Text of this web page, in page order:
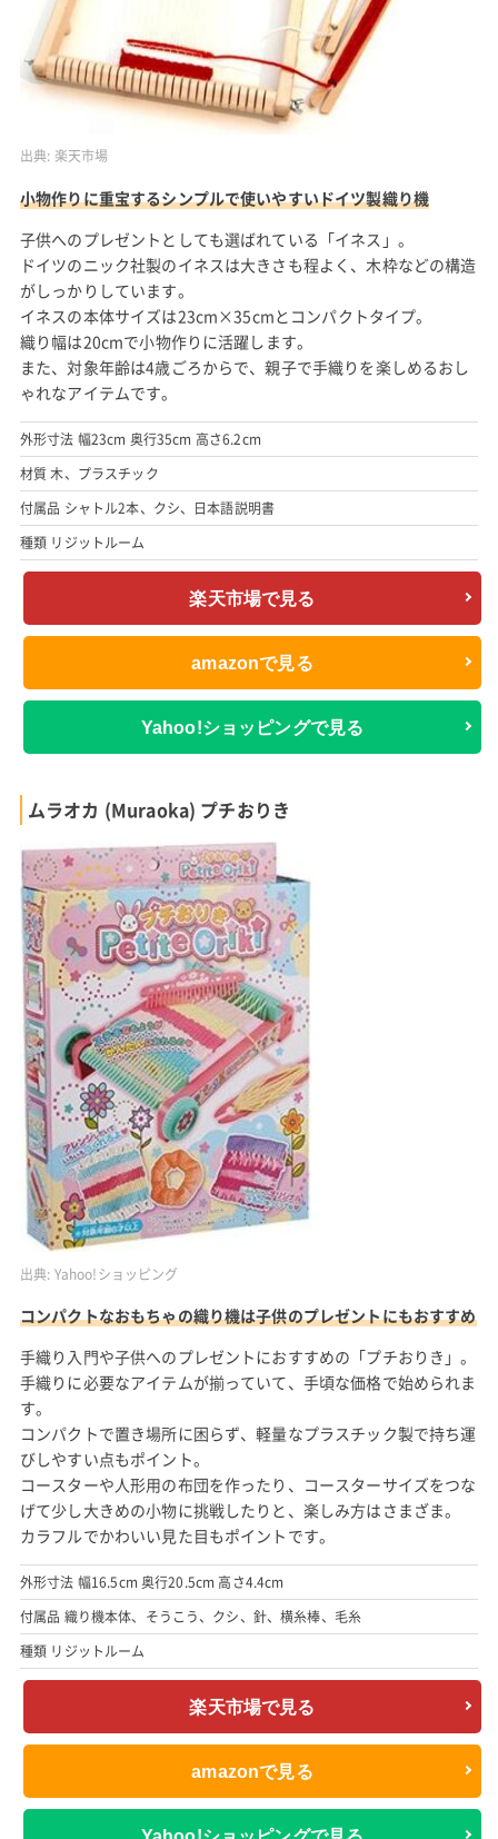
出典: 楽天市場
小物作りに重宝するシンプルで使いやすいドイツ製織り機
子供へのプレゼントとしても選ばれている「イネス」。
ドイツのニック社製のイネスは大きさも程よく、木枠などの構造
がしっかりしています。
イネスの本体サイズは23cm×35cmとコンパクトタイプ。
織り幅は20cmで小物作りに活躍します。
また、対象年齢は4歳ごろからで、親子で手織りを楽しめるおし
ゃれなアイテムです。
外形寸法 幅23cm 奥行35cm 高さ6.2cm
材質 木、プラスチック
付属品 シャトル2本、クシ、日本語説明書
種類 リジットルーム
楽天市場で見る
amazonで見る
Yahoo!ショッピングで見る
ムラオカ (Muraoka) プチおりき
出典: Yahoo!ショッピング
コンパクトなおもちゃの織り機は子供のプレゼントにもおすすめ
手織り入門や子供へのプレゼントにおすすめの「プチおりき」。
手織りに必要なアイテムが揃っていて、手頃な価格で始められま
す。
コンパクトで置き場所に困らず、軽量なプラスチック製で持ち運
びしやすい点もポイント。
コースターや人形用の布団を作ったり、コースターサイズをつな
げて少し大きめの小物に挑戦したりと、楽しみ方はさまざま。
カラフルでかわいい見た目もポイントです。
外形寸法 幅16.5cm 奥行20.5cm 高さ4.4cm
付属品 織り機本体、そうこう、クシ、針、横糸棒、毛糸
種類 リジットルーム
楽天市場で見る
amazonで見る